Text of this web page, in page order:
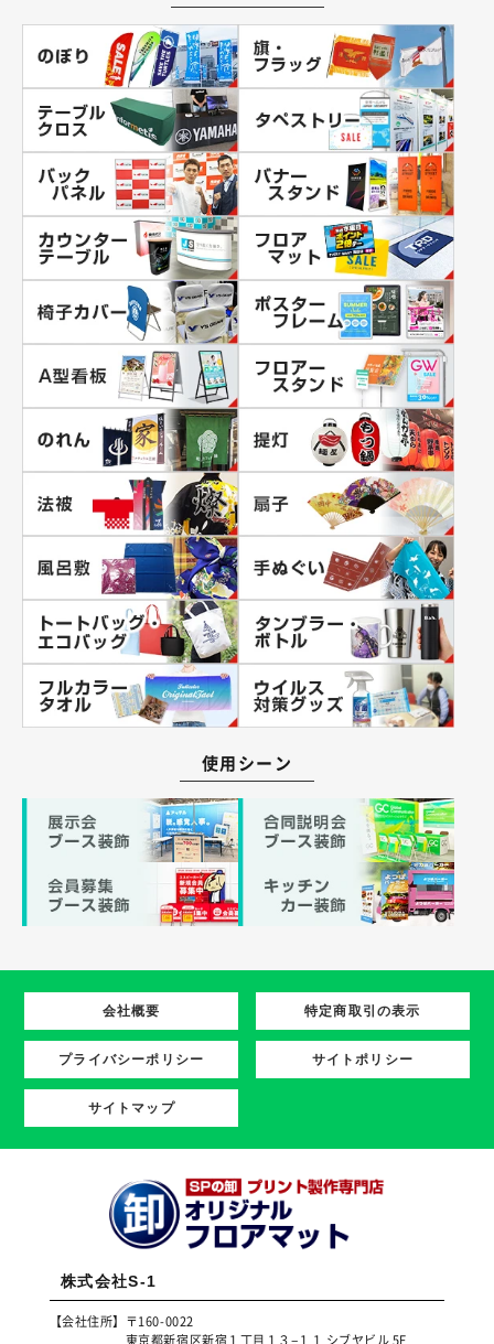
使用シーン
会社概要 特定商取引の表示
プライバシーポリシー サイトポリシー
サイトマップ
株式会社S-1
【会社住所】 〒160-0022
東京都新宿区新宿１丁目１３−１１ シブヤビル 5F